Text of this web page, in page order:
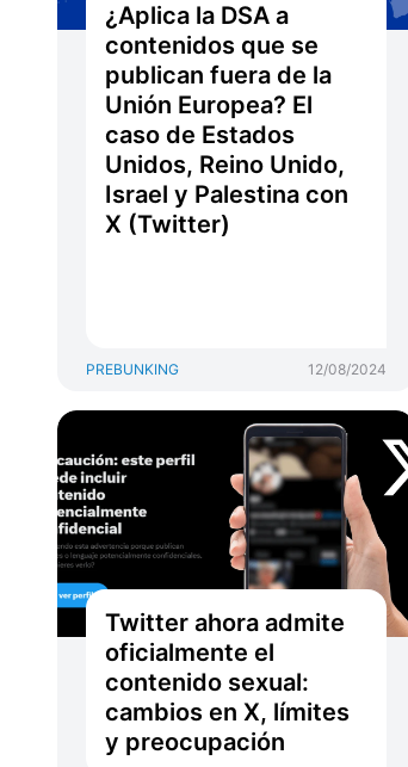
¿Aplica la DSA a
contenidos que se
publican fuera de la
Unión Europea? El
caso de Estados
Unidos, Reino Unido,
Israel y Palestina con
X (Twitter)
PREBUNKING 12/08/2024
Twitter ahora admite
oficialmente el
contenido sexual:
cambios en X, límites
y preocupación